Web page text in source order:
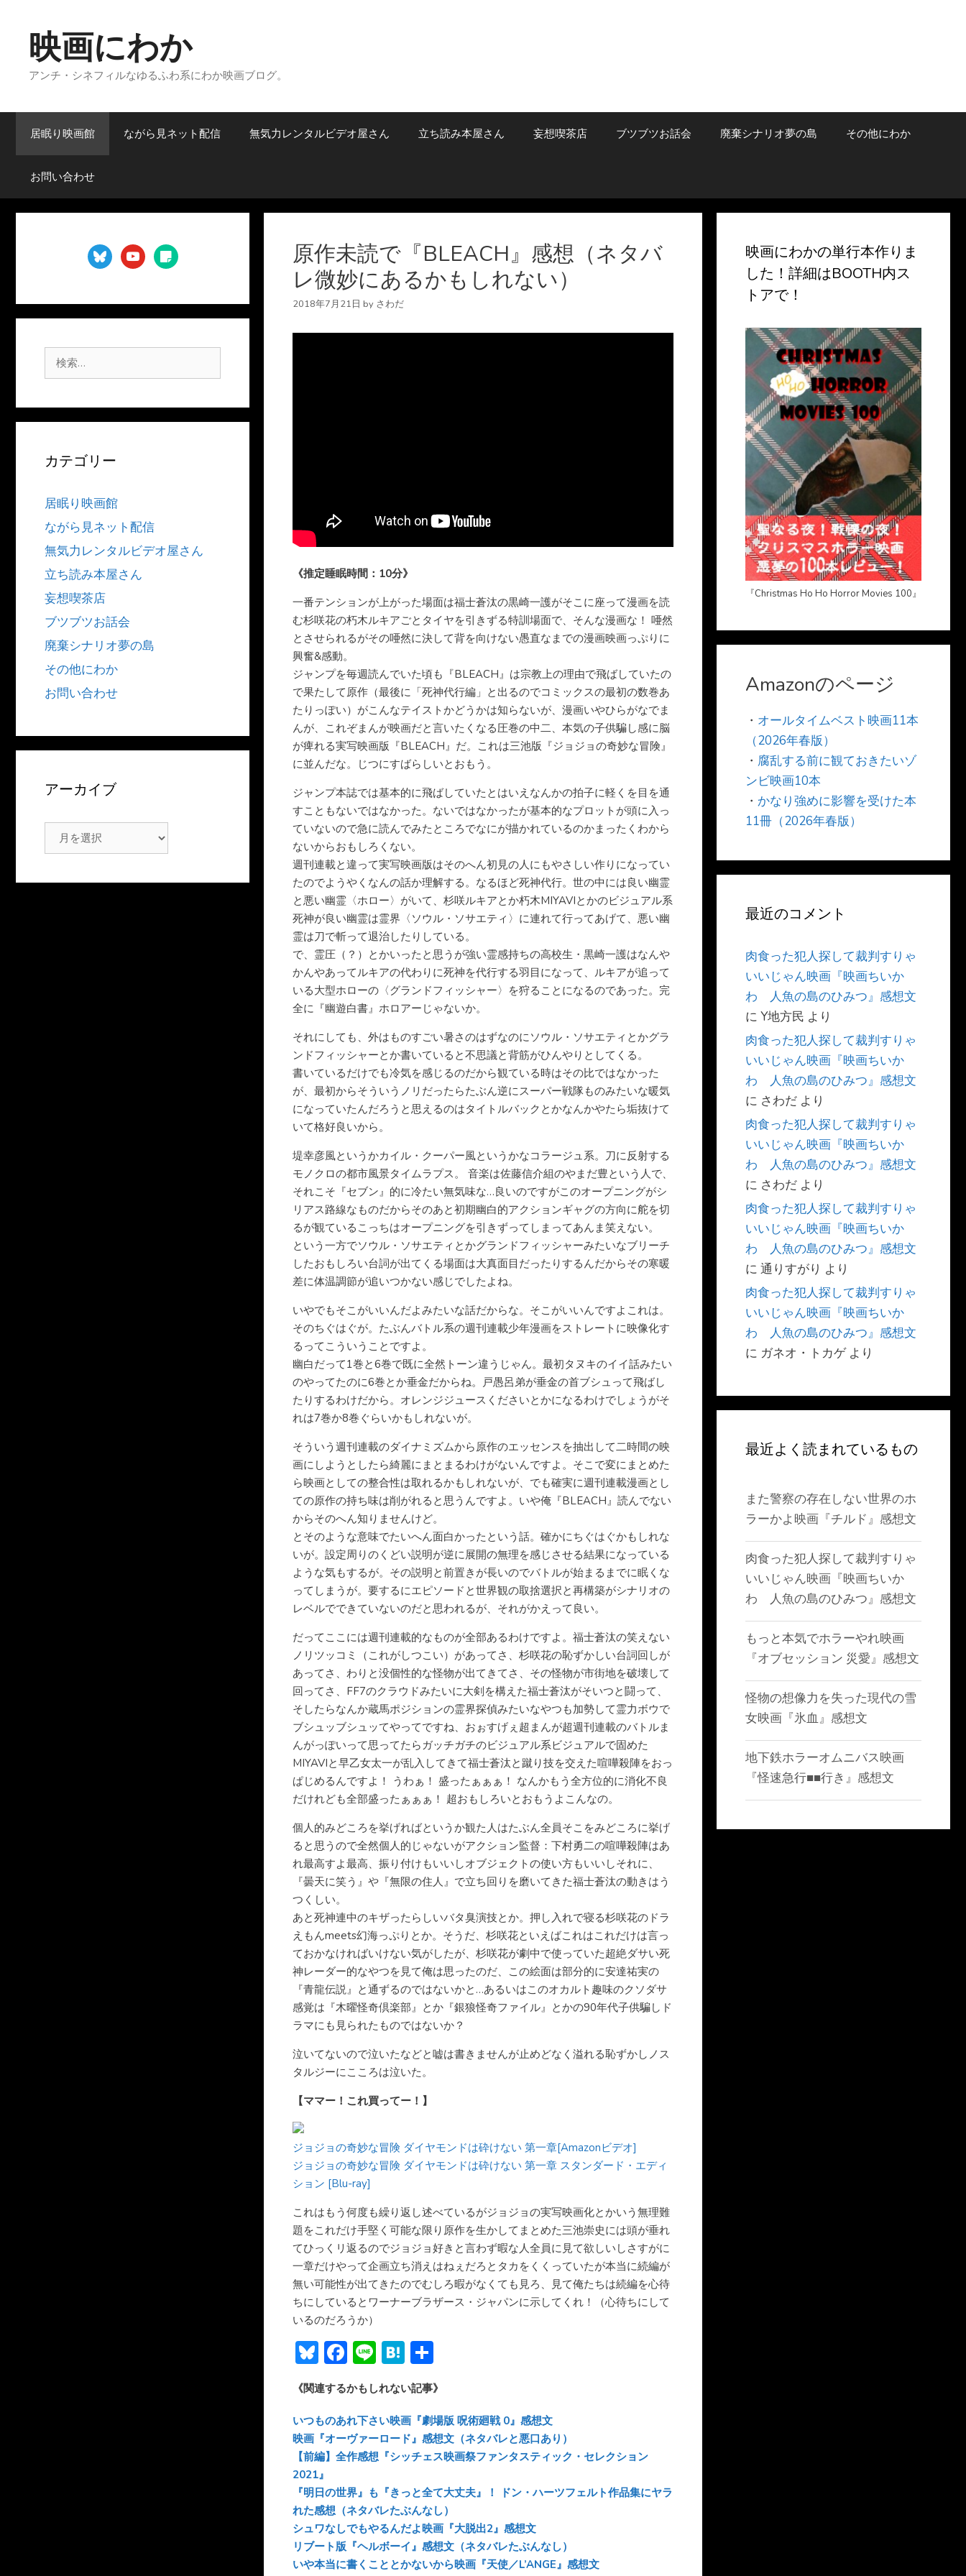
ス
映画にわか
アンチ・シネフィルなゆるふわ系にわか映画ブログ。
居眠り映画館 ながら見ネット配信 無気力レンタルビデオ屋さん 立ち読み本屋さん 妄想喫茶店 ブツブツお話会 廃棄シナリオ夢の島 その他にわか
お問い合わせ
原作未読で『BLEACH』感想（ネタバ
レ微妙にあるかもしれない）
2018年7月21日 by さわだ
《推定睡眠時間：10分》
一番テンションが上がった場面は福士蒼汰の黒崎一護がそこに座って漫画を読
む杉咲花の朽木ルキアごとタイヤを引きずる特訓場面で、そんな漫画な！ 唖然
とさせられるがその唖然に決して背を向けない愚直なまでの漫画映画っぷりに
興奮&感動。
ジャンプを毎週読んでいた頃も『BLEACH』は宗教上の理由で飛ばしていたの
で果たして原作（最後に「死神代行編」と出るのでコミックスの最初の数巻あ
たりっぽい）がこんなテイストかどうかは知らないが、漫画いやひらがなでま
んが、これぞまんが映画だと言いたくなる圧巻の中二、本気の子供騙し感に脳
が痺れる実写映画版『BLEACH』だ。これは三池版『ジョジョの奇妙な冒険』
に並んだな。じつにすばらしいとおもう。
ジャンプ本誌では基本的に飛ばしていたとはいえなんかの拍子に軽くを目を通
すこともないではなかった。ないではなかったが基本的なプロットが頭に入っ
ていないので急に読んでみたところでなにが描かれているのかまったくわから
ないからおもしろくない。
週刊連載と違って実写映画版はそのへん初見の人にもやさしい作りになってい
たのでようやくなんの話か理解する。なるほど死神代行。世の中には良い幽霊
と悪い幽霊〈ホロー〉がいて、杉咲ルキアとか朽木MIYAVIとかのビジュアル系
死神が良い幽霊は霊界〈ソウル・ソサエティ〉に連れて行ってあげて、悪い幽
霊は刀で斬って退治したりしている。
で、霊圧（？）とかいったと思うが強い霊感持ちの高校生・黒崎一護はなんや
かんやあってルキアの代わりに死神を代行する羽目になって、ルキアが追って
いる大型ホローの〈グランドフィッシャー〉を狩ることになるのであった。完
全に『幽遊白書』ホロアーじゃないか。
それにしても、外はものすごい暑さのはずなのにソウル・ソサエティとかグラ
ンドフィッシャーとか書いていると不思議と背筋がひんやりとしてくる。
書いているだけでも冷気を感じるのだから観ている時はその比ではなかった
が、最初からそういうノリだったらたぶん逆にスーパー戦隊ものみたいな暖気
になっていたんだろうと思えるのはタイトルバックとかなんかやたら垢抜けて
いて格好良いから。
堤幸彦風というかカイル・クーパー風というかなコラージュ系。刀に反射する
モノクロの都市風景タイムラプス。 音楽は佐藤信介組のやまだ豊という人で、
それこそ『セブン』的に冷たい無気味な…良いのですがこのオープニングがシ
リアス路線なものだからそのあと初期幽白的アクションギャグの方向に舵を切
るが観ているこっちはオープニングを引きずってしまってあんま笑えない。
という一方でソウル・ソサエティとかグランドフィッシャーみたいなブリーチ
したおもしろい台詞が出てくる場面は大真面目だったりするんだからその寒暖
差に体温調節が追いつかない感じでしたよね。
いやでもそこがいいんだよみたいな話だからな。そこがいいんですよこれは。
そのちぐはぐが。たぶんバトル系の週刊連載少年漫画をストレートに映像化す
るってこういうことですよ。
幽白だって1巻と6巻で既に全然トーン違うじゃん。最初タヌキのイイ話みたい
のやってたのに6巻とか垂金だからね。戸愚呂弟が垂金の首ブシュって飛ばし
たりするわけだから。オレンジジュースくださいとかになるわけでしょうがそ
れは7巻か8巻ぐらいかもしれないが。
そういう週刊連載のダイナミズムから原作のエッセンスを抽出して二時間の映
画にしようとしたら綺麗にまとまるわけがないんですよ。そこで変にまとめた
ら映画としての整合性は取れるかもしれないが、でも確実に週刊連載漫画とし
ての原作の持ち味は削がれると思うんですよ。いや俺『BLEACH』読んでない
からそのへん知りませんけど。
とそのような意味でたいへん面白かったという話。確かにちぐはぐかもしれな
いが。設定周りのくどい説明が逆に展開の無理を感じさせる結果になっている
ような気もするが。その説明と前置きが長いのでバトルが始まるまでに眠くな
ってしまうが。要するにエピソードと世界観の取捨選択と再構築がシナリオの
レベルでできていないのだと思われるが、それがかえって良い。
だってここには週刊連載的なものが全部あるわけですよ。福士蒼汰の笑えない
ノリツッコミ（これがしつこい）があってさ、杉咲花の恥ずかしい台詞回しが
あってさ、わりと没個性的な怪物が出てきてさ、その怪物が市街地を破壊して
回ってさ、FF7のクラウドみたいに大剣を構えた福士蒼汰がそいつと闘って、
そしたらなんか蔵馬ポジションの霊界探偵みたいなやつも加勢して霊力ボウで
ブシュッブシュッてやってですね、おぉすげぇ超まんが超週刊連載のバトルま
んがっぽいって思ってたらガッチガチのビジュアル系ビジュアルで固めた
MIYAVIと早乙女太一が乱入してきて福士蒼汰と蹴り技を交えた喧嘩殺陣をおっ
ぱじめるんですよ！ うわぁ！ 盛ったぁぁぁ！ なんかもう全方位的に消化不良
だけれども全部盛ったぁぁぁ！ 超おもしろいとおもうよこんなの。
個人的みどころを挙げればというか観た人はたぶん全員そこをみどころに挙げ
ると思うので全然個人的じゃないがアクション監督：下村勇二の喧嘩殺陣はあ
れ最高すよ最高、振り付けもいいしオブジェクトの使い方もいいしそれに、
『曇天に笑う』や『無限の住人』で立ち回りを磨いてきた福士蒼汰の動きはう
つくしい。
あと死神連中のキザったらしいバタ臭演技とか。押し入れで寝る杉咲花のドラ
えもんmeets幻海っぷりとか。そうだ、杉咲花といえばこれはこれだけは言っ
ておかなければいけない気がしたが、杉咲花が劇中で使っていた超絶ダサい死
神レーダー的なやつを見て俺は思ったのだ、この絵面は部分的に安達祐実の
『青龍伝説』と通ずるのではないかと…あるいはこのオカルト趣味のクソダサ
感覚は『木曜怪奇倶楽部』とか『銀狼怪奇ファイル』とかの90年代子供騙しド
ラマにも見られたものではないか？
泣いてないので泣いたなどと嘘は書きませんが止めどなく溢れる恥ずかしノス
タルジーにこころは泣いた。
【ママー！これ買ってー！】
ジョジョの奇妙な冒険 ダイヤモンドは砕けない 第一章[Amazonビデオ]
ジョジョの奇妙な冒険 ダイヤモンドは砕けない 第一章 スタンダード・エディ
ション [Blu-ray]
これはもう何度も繰り返し述べているがジョジョの実写映画化とかいう無理難
題をこれだけ手堅く可能な限り原作を生かしてまとめた三池崇史には頭が垂れ
てひっくリ返るのでジョジョ好きと言わず暇な人全員に見て欲しいしさすがに
一章だけやって企画立ち消えはねぇだろとタカをくくっていたが本当に続編が
無い可能性が出てきたのでむしろ暇がなくても見ろ、見て俺たちは続編を心待
ちにしているとワーナーブラザース・ジャパンに示してくれ！（心待ちにして
いるのだろうか）
Bl
u
e
sk
y
F
ac
e
b
o
ok
Li
n
e
H
at
e
n
a
有
《関連するかもしれない記事》
いつものあれ下さい映画『劇場版 呪術廻戦 0』感想文
映画『オーヴァーロード』感想文（ネタバレと悪口あり）
【前編】全作感想『シッチェス映画祭ファンタスティック・セレクション
2021』
『明日の世界』も『きっと全て大丈夫』！ ドン・ハーツフェルト作品集にヤラ
れた感想（ネタバレたぶんなし）
シュワなしでもやるんだよ映画『大脱出2』感想文
リブート版『ヘルボーイ』感想文（ネタバレたぶんなし）
いや本当に書くこととかないから映画『天使／L’ANGE』感想文
blueskyyoutubesticky-
note
索:
カテゴリー
居眠り映画館
ながら見ネット配信
無気力レンタルビデオ屋さん
立ち読み本屋さん
妄想喫茶店
ブツブツお話会
廃棄シナリオ夢の島
その他にわか
お問い合わせ
アーカイブ
ー
映画にわかの単行本作りま
した！詳細はBOOTH内ス
トアで！
『Christmas Ho Ho Horror Movies 100』
Amazonのページ
・ オールタイムベスト映画11本
（2026年春版）
・ 腐乱する前に観ておきたいゾ
ンビ映画10本
・ かなり強めに影響を受けた本
11冊（2026年春版）
最近のコメント
肉食った犯人探して裁判すりゃ
いいじゃん映画『映画ちいか
わ 人魚の島のひみつ』感想文
に Y地方民 より
肉食った犯人探して裁判すりゃ
いいじゃん映画『映画ちいか
わ 人魚の島のひみつ』感想文
に さわだ より
肉食った犯人探して裁判すりゃ
いいじゃん映画『映画ちいか
わ 人魚の島のひみつ』感想文
に さわだ より
肉食った犯人探して裁判すりゃ
いいじゃん映画『映画ちいか
わ 人魚の島のひみつ』感想文
に 通りすがり より
肉食った犯人探して裁判すりゃ
いいじゃん映画『映画ちいか
わ 人魚の島のひみつ』感想文
に ガネオ・トカゲより
最近よく読まれているもの
また警察の存在しない世界のホ
ラーかよ映画『チルド』感想文
肉食った犯人探して裁判すりゃ
いいじゃん映画『映画ちいか
わ 人魚の島のひみつ』感想文
もっと本気でホラーやれ映画
『オブセッション 災愛』感想文
怪物の想像力を失った現代の雪
女映画『氷血』感想文
地下鉄ホラーオムニバス映画
『怪速急行■■行き』感想文